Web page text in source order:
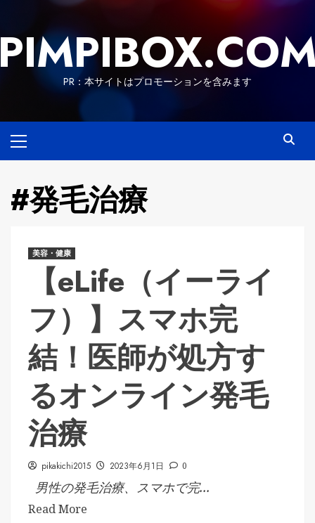
content
PR：本サイトはプロモーションを含みます
Menu
#発毛治療
美容・健康
【eLife（イーライ
フ）】スマホ完
結！医師が処方す
るオンライン発毛
治療
pikakichi2015 2023年6月1日 0
男性の発毛治療、スマホで完...
Read More